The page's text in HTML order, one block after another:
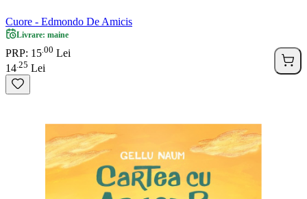
Cuore - Edmondo De Amicis
Livrare: maine
PRP: 15 00 Lei
14 25 Lei